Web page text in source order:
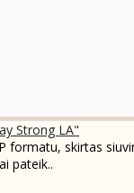
Strong LA"
formatu, skirtas
pateik..